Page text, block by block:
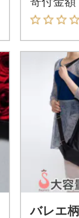
バレエ